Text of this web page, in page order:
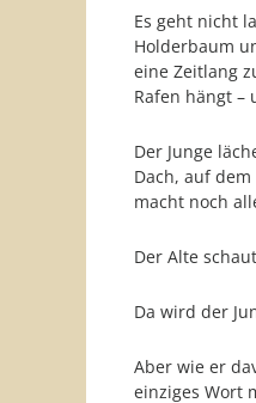
Es geht nicht
Holderbaum
eine Zeitlang
Rafen hängt –
Der Junge
Dach, auf
macht noch
Der Alte
Da wird der
Aber wie er
einziges Wort